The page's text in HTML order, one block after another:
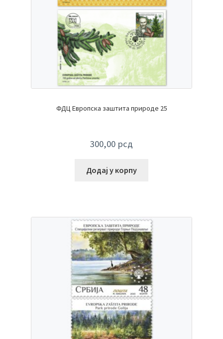
ФДЦ Европска заштита природе 25
300,00 рсд
Додај у корпу